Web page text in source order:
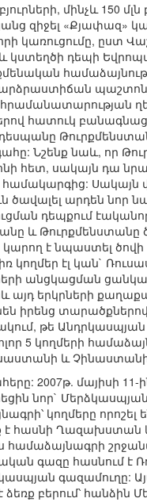
մինչև 150
զիջել «Քյափազ»
կառուցումը, ըստ
դեպի
հատուկ բանագնաց
դեսպանը
Նշենք նաև, որ
հետ, սակայն դա
Սակայն
ծավալել արդեն
դեպքում
և
է նպաստել
կողմեր էլ կան`
անցկացման
երկրների
իրենց
թե
5 կողմերի
և
2007թ. մայիսի
նոր`
կողմերը որոշել
Ղազախստան և
համաձայնագրի
գազը հասնում
գազամուղը:
բերում՝ հանձին